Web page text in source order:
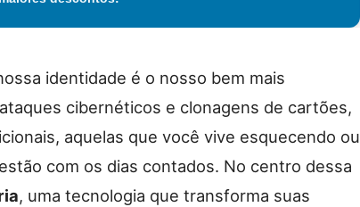
identidade é o nosso bem mais
cibernéticos e clonagens de cartões,
aquelas que você vive esquecendo ou
com os dias contados. No centro dessa
, uma tecnologia que transforma suas